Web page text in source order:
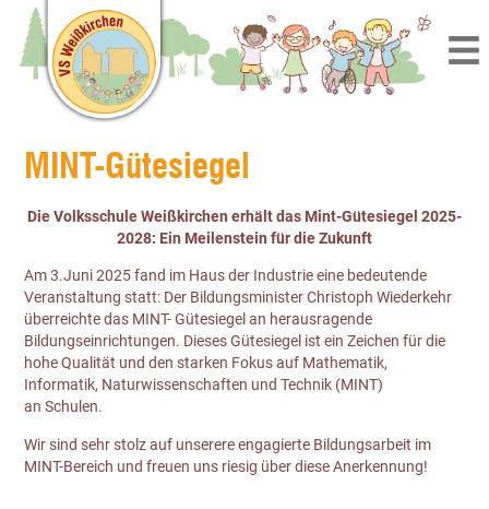
MINT-Gütesiegel
Die Volksschule Weißkirchen erhält das Mint-Gütesiegel 2025-
2028: Ein Meilenstein für die Zukunft
Am 3.Juni 2025 fand im Haus der Industrie eine bedeutende
Veranstaltung statt: Der Bildungsminister Christoph Wiederkehr
überreichte das MINT- Gütesiegel an herausragende
Bildungseinrichtungen. Dieses Gütesiegel ist ein Zeichen für die
hohe Qualität und den starken Fokus auf Mathematik,
Informatik, Naturwissenschaften und Technik (MINT)
an Schulen.
Wir sind sehr stolz auf unserere engagierte Bildungsarbeit im
MINT-Bereich und freuen uns riesig über diese Anerkennung!